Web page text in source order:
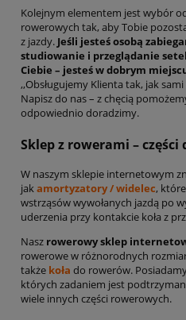
Kolejnym elementem jest wybór
rowerowych tak, aby Tobie
z jazdy. Jeśli jesteś osobą
studiowanie i przeglądanie
Ciebie – jesteś w dobrym
,,Obsługujemy Klienta tak, jak
Napisz do nas – z chęcią
odpowiednio doradzimy.
Sklep z rowerami –
W naszym sklepie internetowym
jakamortyzatory / widelec,
wstrząsów wywołanych jazdą po
uderzenia przy kontakcie koła z
Nasz rowerowy sklep
rowerowe w różnorodnych
także koła do rowerów.
których zadaniem jest
wiele innych części rowerowych.